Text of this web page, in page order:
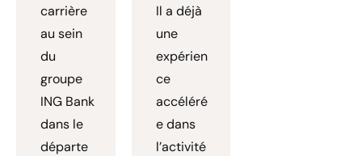
carrière
au sein
du
groupe
ING Bank
dans le
départe
Il a déjà
une
expérien
ce
accéléré
e dans
l’activité